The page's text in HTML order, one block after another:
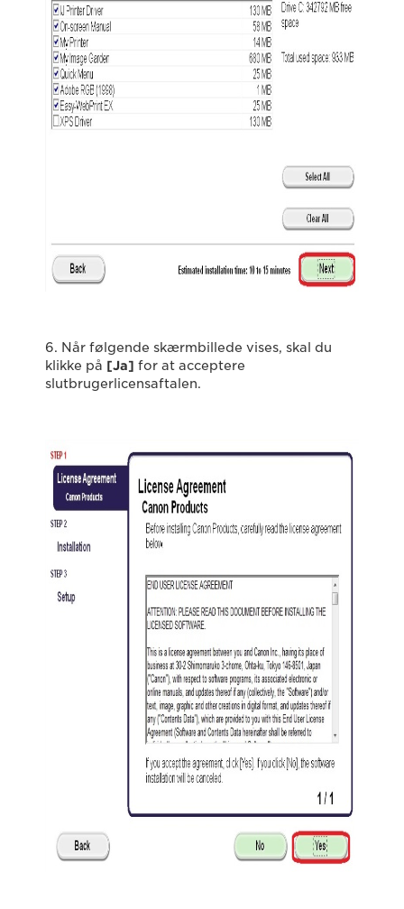
6. Når følgende skærmbillede vises, skal du
klikke på [Ja] for at acceptere
slutbrugerlicensaftalen.